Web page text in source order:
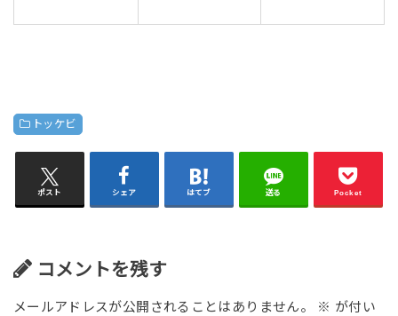
トッケビ
ポスト シェア はてブ 送る Pocket
コメントを残す
メールアドレスが公開されることはありません。 ※ が付い